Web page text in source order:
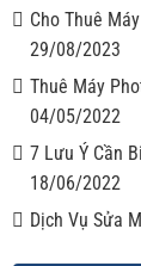
Cho Thuê
29/08/2023
Thuê Máy
04/05/2022
7 Lưu Ý Cần
18/06/2022
Dịch Vụ Sửa